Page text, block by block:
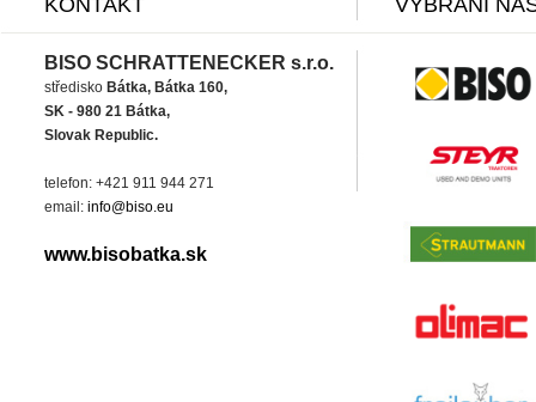
BISO SCHRATTENECKER s.r.o.
středisko Bátka, Bátka 160,
SK - 980 21 Bátka,
Slovak Republic.
telefon: +421 911 944 271
email: info@biso.eu
www.bisobatka.sk